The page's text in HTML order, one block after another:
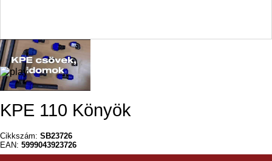
KPE 110 Könyök
Cikkszám: SB23726
EAN: 5999043923726